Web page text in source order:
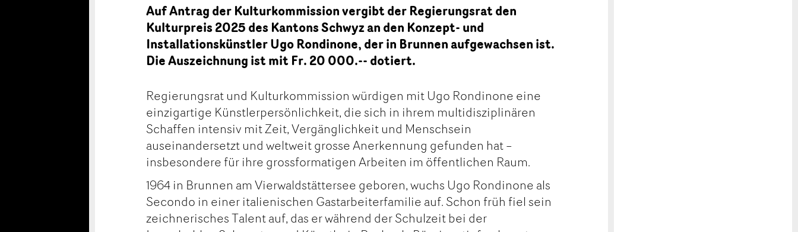
Auf Antrag der Kulturkommission vergibt der Regierungsrat den
Kulturpreis 2025 des Kantons Schwyz an den Konzept- und
Installationskünstler Ugo Rondinone, der in Brunnen aufgewachsen ist.
Die Auszeichnung ist mit Fr. 20 000.-- dotiert.
Regierungsrat und Kulturkommission würdigen mit Ugo Rondinone eine
einzigartige Künstlerpersönlichkeit, die sich in ihrem multidisziplinären
Schaffen intensiv mit Zeit, Vergänglichkeit und Menschsein
auseinandersetzt und weltweit grosse Anerkennung gefunden hat –
insbesondere für ihre grossformatigen Arbeiten im öffentlichen Raum.
1964 in Brunnen am Vierwaldstättersee geboren, wuchs Ugo Rondinone als
Secondo in einer italienischen Gastarbeiterfamilie auf. Schon früh fiel sein
zeichnerisches Talent auf, das er während der Schulzeit bei der